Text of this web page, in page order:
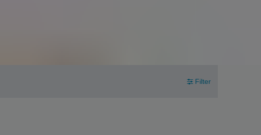
Filter